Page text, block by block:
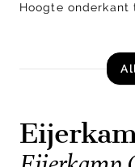
Hoogte onderkant